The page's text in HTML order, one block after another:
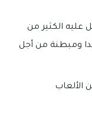
عليه الكثير من
ومبطنة من أجل